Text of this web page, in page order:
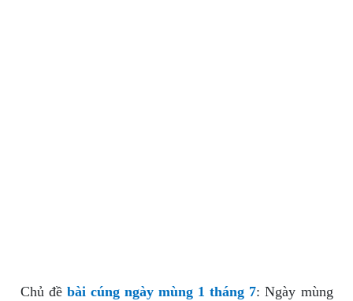
Chủ đề bài cúng ngày mùng 1 tháng 7: Ngày mùng